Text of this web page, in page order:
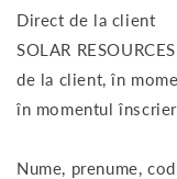
Direct de la client
SOLAR
de la client, în
în momentul
Nume, prenume,